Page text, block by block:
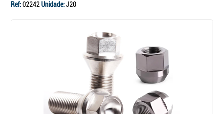
Ref:02242Unidade:J20